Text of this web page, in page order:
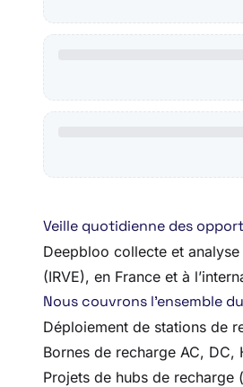
Veille quotidienne des
Deepbloo collecte et
(IRVE), en France et à
Nous couvrons l’ensemble
Déploiement de stations de
Bornes de recharge AC,
Projets de hubs de